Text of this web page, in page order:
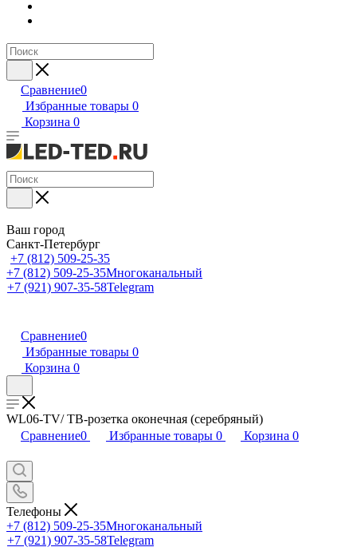
Сравнение0
Избранные товары 0
Корзина 0
Ваш город
Санкт-Петербург
+7 (812) 509-25-35
+7 (812) 509-25-35Многоканальный
+7 (921) 907-35-58Telegram
Сравнение0
Избранные товары 0
Корзина 0
WL06-TV/ ТВ-розетка оконечная (серебряный)
Сравнение0 Избранные товары 0 Корзина 0
Телефоны
+7 (812) 509-25-35Многоканальный
+7 (921) 907-35-58Telegram